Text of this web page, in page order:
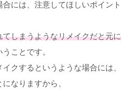
には、注意してほしいポイント
てしまうようなリメイクだと元に
うことです。
クするというような場合には、
なりますから、